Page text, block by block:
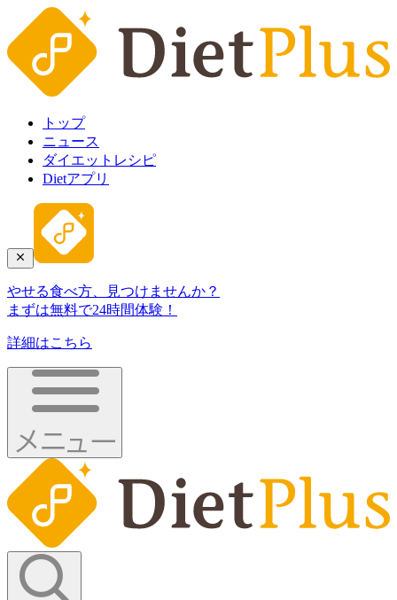
トップ
ニュース
ダイエットレシピ
Dietアプリ
やせる食べ方、見つけませんか？
まずは無料で24時間体験！
詳細はこちら